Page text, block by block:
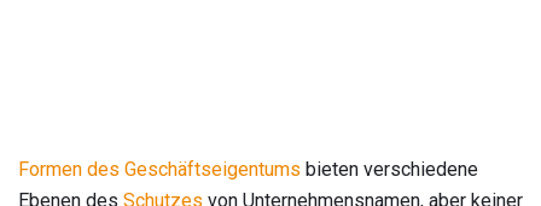
Formen des Geschäftseigentums bieten verschiedene
Ebenen des Schutzes von Unternehmensnamen, aber keiner